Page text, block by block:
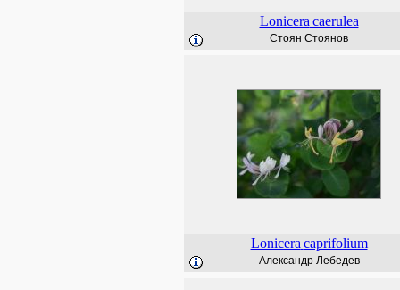
Lonicera caerulea
Стоян Стоянов
Lonicera caprifolium
Александр Лебедев